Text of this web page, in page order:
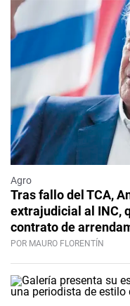
Agro
Tras fallo del TCA,
extrajudicial al INC,
contrato de
POR MAURO FLORENTÍN